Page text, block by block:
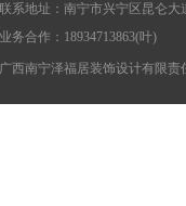
联系地址：南宁市兴宁区昆仑大
业务合作：18934713863(叶)
广西南宁泽福居装饰设计有限